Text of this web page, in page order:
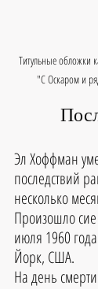
Титульные обложки
"С Оскаром и
Эл Хоффман
последствий
несколько
Произошло
июля 1960
Йорк, США.
На день